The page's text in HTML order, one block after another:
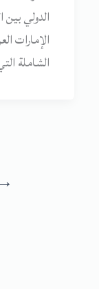
الدولي بين
الإمارات
الشاملة
→